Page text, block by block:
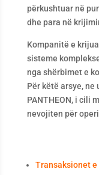
përkushtuar në
dhe para në
Kompanitë e
sisteme
nga shërbimet e
Për këtë arsye,
PANTHEON, i cili
nevojiten për
Transaksionet